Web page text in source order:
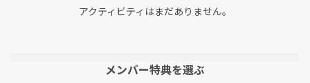
アクティビティはまだありません。
メンバー特典を選ぶ